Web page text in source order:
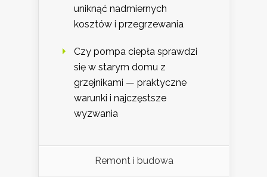
uniknąć nadmiernych
kosztów i przegrzewania
Czy pompa ciepła sprawdzi
się w starym domu z
grzejnikami — praktyczne
warunki i najczęstsze
wyzwania
Remont i budowa